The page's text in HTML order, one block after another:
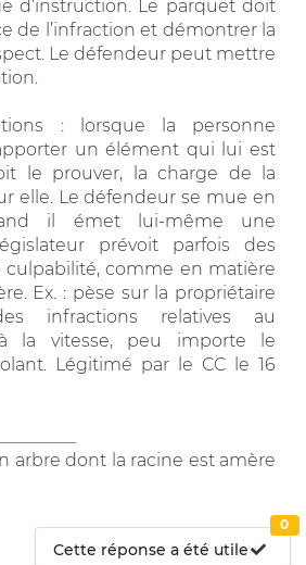
d’instruction. Le parquet doit
de l’infraction et démontrer la
Le défendeur peut mettre
: lorsque la personne
un élément qui lui est
le prouver, la charge de la
elle. Le défendeur se mue en
il émet lui-même une
prévoit parfois des
comme en matière
Ex. : pèse sur la propriétaire
infractions relatives au
la vitesse, peu importe le
Légitimé par le CC le 16
arbre dont la racine est amère
Cette réponse a été utile
0